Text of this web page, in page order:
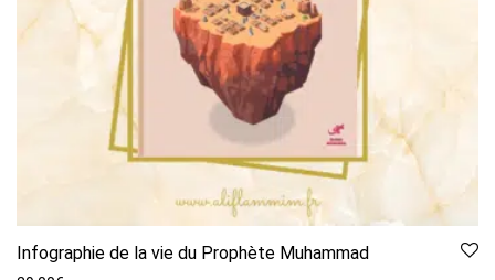
Infographie de la vie du Prophète Muhammad